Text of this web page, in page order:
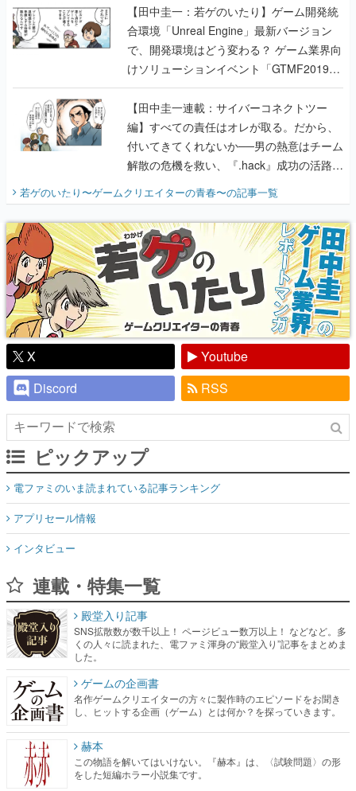
【田中圭一：若ゲのいたり】ゲーム開発統
合環境「Unreal Engine」最新バージョン
で、開発環境はどう変わる？ ゲーム業界向
けソリューションイベント「GTMF2019」
に行って、より理解を深めよう【PR】
【田中圭一連載：サイバーコネクトツー
編】すべての責任はオレが取る。だから、
付いてきてくれないか──男の熱意はチーム
解散の危機を救い、『.hack』成功の活路を
『少年ジャンプ』色だった【若ゲのいた
り】
若ゲのいたり〜ゲームクリエイターの青春〜の記事一覧
X
Youtube
Discord
RSS
ピックアップ
電ファミのいま読まれている記事ランキング
アプリセール情報
インタビュー
連載・特集一覧
殿堂入り記事
SNS拡散数が数千以上！ ページビュー数万以上！ などなど。多
くの人々に読まれた、電ファミ渾身の“殿堂入り”記事をまとめま
した。
ゲームの企画書
名作ゲームクリエイターの方々に製作時のエピソードをお聞き
し、ヒットする企画（ゲーム）とは何か？を探っていきます。
赫本
この物語を解いてはいけない。『赫本』は、〈試験問題〉の形
をした短編ホラー小説集です。